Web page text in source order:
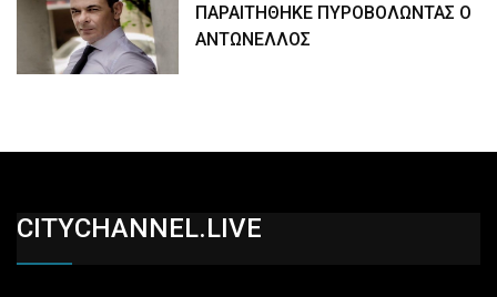
ΠΑΡΑΙΤΗΘΗΚΕ ΠΥΡΟΒΟΛΩΝΤΑΣ Ο
ΑΝΤΩΝΕΛΛΟΣ
CITYCHANNEL.LIVE